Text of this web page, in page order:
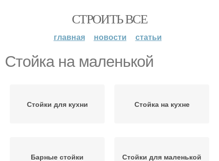
СТРОИТЬ ВСЕ
главная новости статьи
Стойка на маленькой
Стойки для кухни Стойка на кухне
Барные стойки Стойки для маленькой